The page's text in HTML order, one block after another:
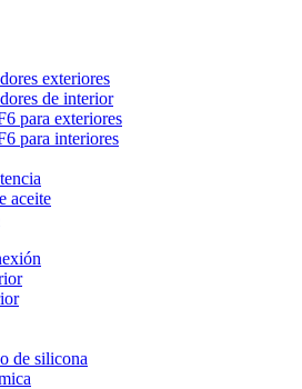
exteriores
de interior
para exteriores
para interiores
aceite
de silicona